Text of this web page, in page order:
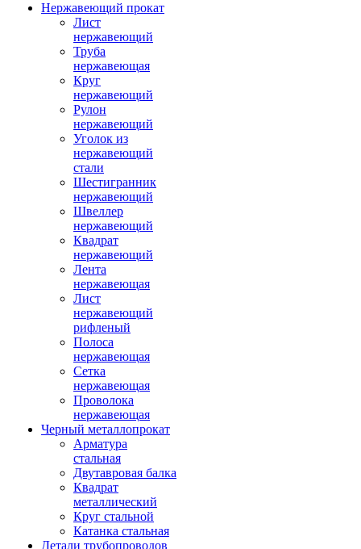
Нержавеющий прокат
Лист
нержавеющий
Труба
нержавеющая
Круг
нержавеющий
Рулон
нержавеющий
Уголок из
нержавеющий
стали
Шестигранник
нержавеющий
Швеллер
нержавеющий
Квадрат
нержавеющий
Лента
нержавеющая
Лист
нержавеющий
рифленый
Полоса
нержавеющая
Сетка
нержавеющая
Проволока
нержавеющая
Черный металлопрокат
Арматура
стальная
Двутавровая балка
Квадрат
металлический
Круг стальной
Катанка стальная
Детали трубопроводов